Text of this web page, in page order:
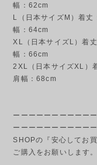
幅：62cm
L（日本サイズM）着
幅：64cm
XL（日本サイズL）着
幅：66cm
2XL（日本サイズXL）
肩幅：68cm
ーーーーーーーーーー
ーーーーーーーーーー
SHOPの『安心してお
ご購入をお願いします。